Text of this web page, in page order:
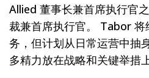
Allied 董事长兼首席执行官
裁兼首席执行官。 Tabor
务，但计划从日常运营中抽
多精力放在战略和关键举措上